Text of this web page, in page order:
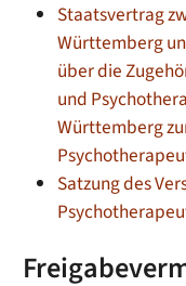
Staatsvertrag
Württemberg
über die
und
Württemberg
Satzung des